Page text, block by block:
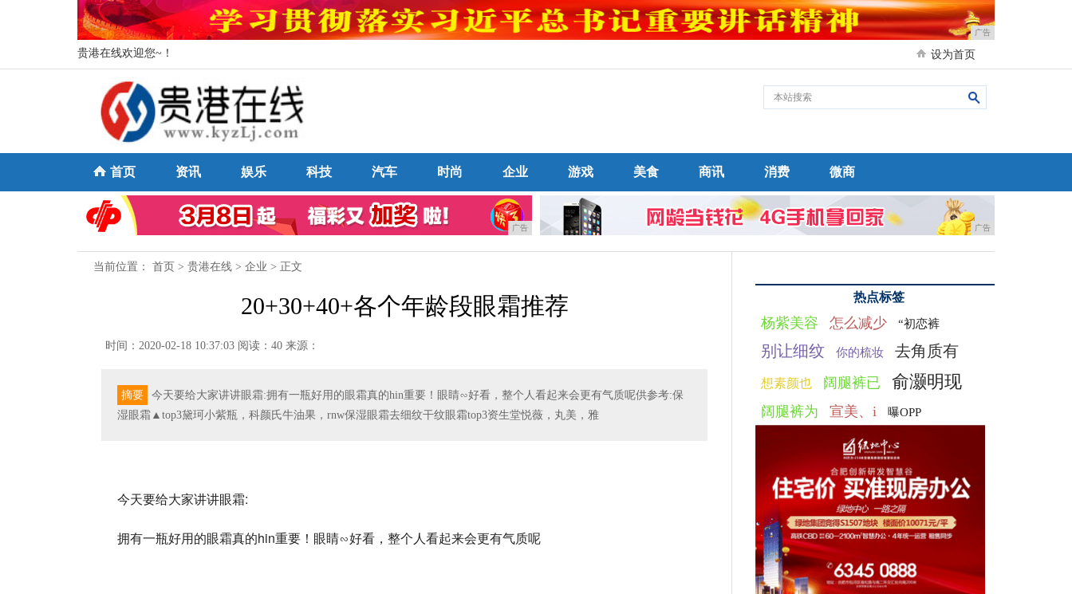
广告
贵港在线欢迎您~！ 设为首页
首页 资讯 娱乐 科技 汽车 时尚 企业 游戏 美食 商讯 消费 微商
广告 广告
当前位置： 首页 > 贵港在线 > 企业 > 正文
20+30+40+各个年龄段眼霜推荐
时间：2020-02-18 10:37:03 阅读：40 来源：
摘要
今天要给大家讲讲眼霜:拥有一瓶好用的眼霜真的hin重要！眼睛∽好看，整个人看起来会更有气质呢供参考:保
湿眼霜▲top3黛珂小紫瓶，科颜氏牛油果，rnw保湿眼霜去细纹干纹眼霜top3资生堂悦薇，丸美，雅
今天要给大家讲讲眼霜:
拥有一瓶好用的眼霜真的hin重要！眼睛∽好看，整个人看起来会更有气质呢
热点标签
杨紫美容 怎么减少 “初恋裤
别让细纹 你的梳妆 去角质有
想素颜也 阔腿裤已 俞灏明现
阔腿裤为 宣美、i 曝OPP